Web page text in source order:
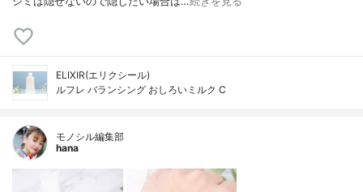
ELIXIR(エリクシール)
ルフレ バランシング おしろいミルク C
モノシル編集部
hana